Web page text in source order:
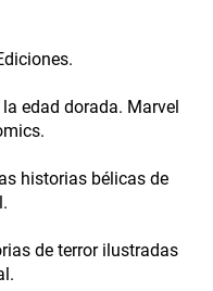
edad dorada. Marvel
historias bélicas de
de terror ilustradas